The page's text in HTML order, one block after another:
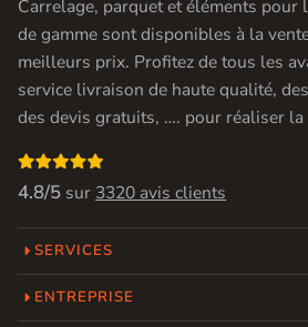
Carrelage, parquet et éléments pour
de gamme sont disponibles à la
meilleurs prix. Profitez de tous les
service livraison de haute qualité,
des devis gratuits, …. pour réaliser la

4.8/5 sur 3320 avis clients
SERVICES
ENTREPRISE